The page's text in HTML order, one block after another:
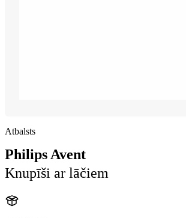
Atbalsts
Philips Avent
Knupīši ar lāčiem